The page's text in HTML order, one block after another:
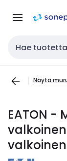
navigointiin
Haku
Näytä
EATON -
valkoinen